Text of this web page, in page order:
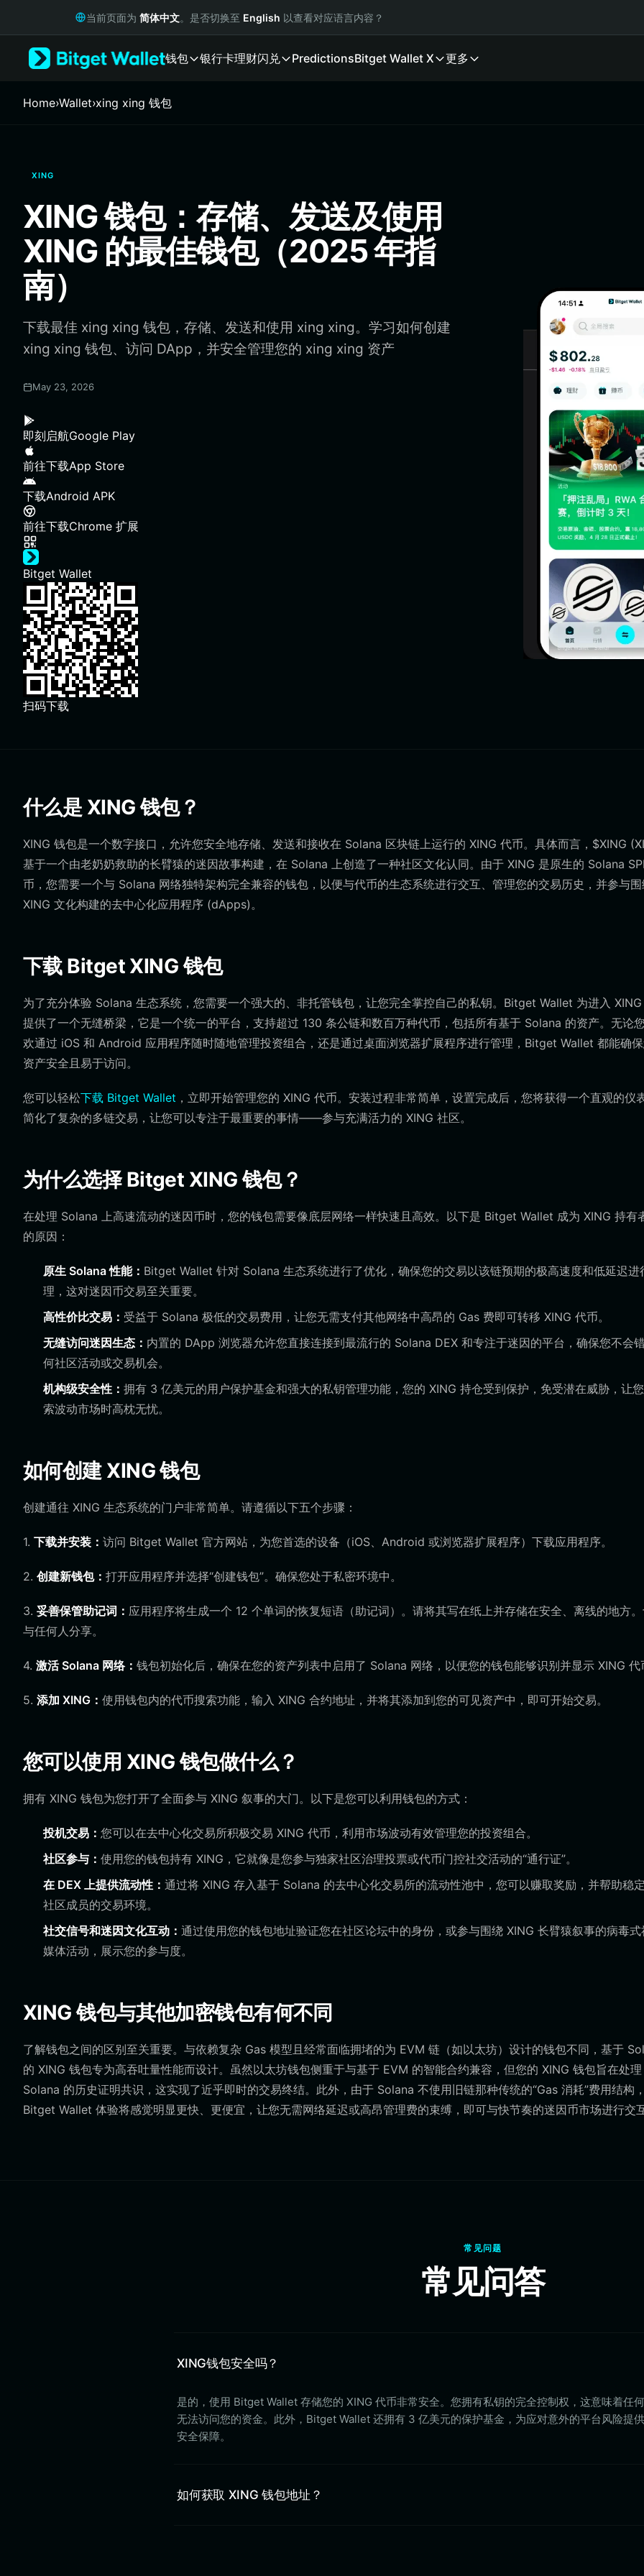
Русский
Italiano
繁體中文
Português (Portugal)
Bahasa Indonesia
ภาษาไทย
Español
Português (Brasil)
Español (Argentina)
当前页面为 简体中文。是否切换至 English 以查看对应语言内容？
钱包 银行卡理财闪兑 PredictionsBitget Wallet X 更多
Home›Wallet›xing xing 钱包
XING
XING 钱包：存储、发送及使用
XING 的最佳钱包（2025 年指
南）
下载最佳 xing xing 钱包，存储、发送和使用 xing xing。学习如何创建
xing xing 钱包、访问 DApp，并安全管理您的 xing xing 资产
May 23, 2026
即刻启航Google Play
前往下载App Store
下载Android APK
前往下载Chrome 扩展
Bitget Wallet
扫码下载
什么是 XING 钱包？
XING 钱包是一个数字接口，允许您安全地存储、发送和接收在 Solana 区块链上运行的 XING 代币。具体而言，$XING
基于一个由老奶奶救助的长臂猿的迷因故事构建，在 Solana 上创造了一种社区文化认同。由于 XING 是原生的 Solana
币，您需要一个与 Solana 网络独特架构完全兼容的钱包，以便与代币的生态系统进行交互、管理您的交易历史，并参与
XING 文化构建的去中心化应用程序 (dApps)。
下载 Bitget XING 钱包
为了充分体验 Solana 生态系统，您需要一个强大的、非托管钱包，让您完全掌控自己的私钥。Bitget Wallet 为进入
提供了一个无缝桥梁，它是一个统一的平台，支持超过 130 条公链和数百万种代币，包括所有基于 Solana 的资产。无论
欢通过 iOS 和 Android 应用程序随时随地管理投资组合，还是通过桌面浏览器扩展程序进行管理，Bitget Wallet 都能确
资产安全且易于访问。
您可以轻松下载 Bitget Wallet ，立即开始管理您的 XING 代币。安装过程非常简单，设置完成后，您将获得一个直观的仪
简化了复杂的多链交易，让您可以专注于最重要的事情——参与充满活力的 XING 社区。
为什么选择 Bitget XING 钱包？
在处理 Solana 上高速流动的迷因币时，您的钱包需要像底层网络一样快速且高效。以下是 Bitget Wallet 成为 XING 持有
的原因：
原生 Solana 性能： Bitget Wallet 针对 Solana 生态系统进行了优化，确保您的交易以该链预期的极高速度和低延迟进
理，这对迷因币交易至关重要。
高性价比交易： 受益于 Solana 极低的交易费用，让您无需支付其他网络中高昂的 Gas 费即可转移 XING 代币。
无缝访问迷因生态： 内置的 DApp 浏览器允许您直接连接到最流行的 Solana DEX 和专注于迷因的平台，确保您不会
何社区活动或交易机会。
机构级安全性： 拥有 3 亿美元的用户保护基金和强大的私钥管理功能，您的 XING 持仓受到保护，免受潜在威胁，让
索波动市场时高枕无忧。
如何创建 XING 钱包
创建通往 XING 生态系统的门户非常简单。请遵循以下五个步骤：
1. 下载并安装： 访问 Bitget Wallet 官方网站，为您首选的设备（iOS、Android 或浏览器扩展程序）下载应用程序。
2. 创建新钱包： 打开应用程序并选择“创建钱包”。确保您处于私密环境中。
3. 妥善保管助记词： 应用程序将生成一个 12 个单词的恢复短语（助记词）。请将其写在纸上并存储在安全、离线的地方
与任何人分享。
4. 激活 Solana 网络： 钱包初始化后，确保在您的资产列表中启用了 Solana 网络，以便您的钱包能够识别并显示 XING 代
5. 添加 XING： 使用钱包内的代币搜索功能，输入 XING 合约地址，并将其添加到您的可见资产中，即可开始交易。
您可以使用 XING 钱包做什么？
拥有 XING 钱包为您打开了全面参与 XING 叙事的大门。以下是您可以利用钱包的方式：
投机交易： 您可以在去中心化交易所积极交易 XING 代币，利用市场波动有效管理您的投资组合。
社区参与： 使用您的钱包持有 XING，它就像是您参与独家社区治理投票或代币门控社交活动的“通行证”。
在 DEX 上提供流动性： 通过将 XING 存入基于 Solana 的去中心化交易所的流动性池中，您可以赚取奖励，并帮助稳
社区成员的交易环境。
社交信号和迷因文化互动： 通过使用您的钱包地址验证您在社区论坛中的身份，或参与围绕 XING 长臂猿叙事的病毒式
媒体活动，展示您的参与度。
XING 钱包与其他加密钱包有何不同
了解钱包之间的区别至关重要。与依赖复杂 Gas 模型且经常面临拥堵的为 EVM 链（如以太坊）设计的钱包不同，基于
的 XING 钱包专为高吞吐量性能而设计。虽然以太坊钱包侧重于与基于 EVM 的智能合约兼容，但您的 XING 钱包旨在处理
Solana 的历史证明共识，这实现了近乎即时的交易终结。此外，由于 Solana 不使用旧链那种传统的“Gas 消耗”费用结构
Bitget Wallet 体验将感觉明显更快、更便宜，让您无需网络延迟或高昂管理费的束缚，即可与快节奏的迷因币市场进行交互
常见问题
常见问答
XING钱包安全吗？
是的，使用 Bitget Wallet 存储您的 XING 代币非常安全。您拥有私钥的完全控制权，这意味着任
无法访问您的资金。此外，Bitget Wallet 还拥有 3 亿美元的保护基金，为应对意外的平台风险提
安全保障。
如何获取 XING 钱包地址？